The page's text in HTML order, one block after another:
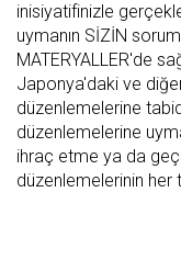
inisiyatifinizle
uymanın SİZİN
MATERYALLER'de
Japonya'daki ve
düzenlemelerine
düzenlemelerine
ihraç etme ya da
düzenlemelerinin her